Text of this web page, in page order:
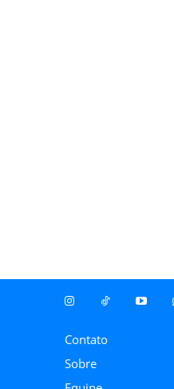
Contato
Sobre